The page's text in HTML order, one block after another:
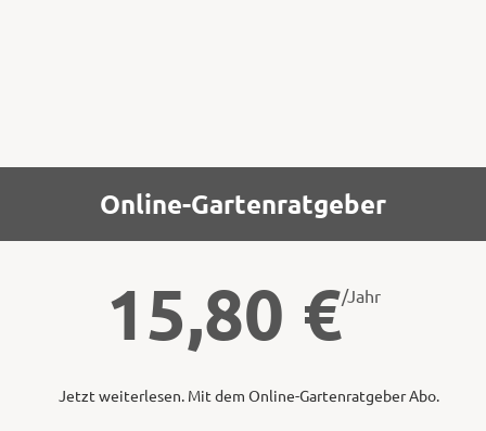
Online-Gartenratgeber
15,80 €/Jahr
Jetzt weiterlesen. Mit dem Online-Gartenratgeber Abo.